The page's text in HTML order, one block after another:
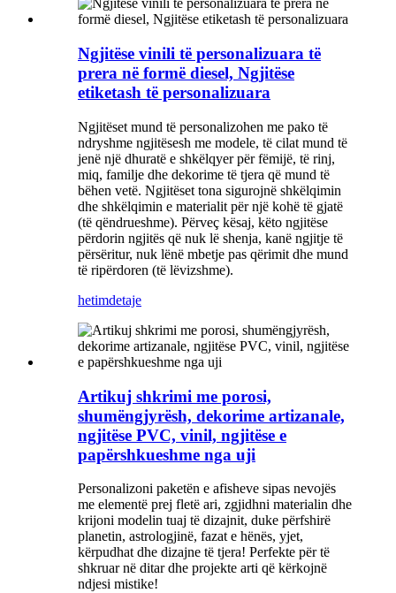
Ngjitëse vinili të personalizuara të
prera në formë diesel, Ngjitëse
etiketash të personalizuara
Ngjitëset mund të personalizohen me pako të
ndryshme ngjitësesh me modele, të cilat mund të
jenë një dhuratë e shkëlqyer për fëmijë, të rinj,
miq, familje dhe dekorime të tjera që mund të
bëhen vetë. Ngjitëset tona sigurojnë shkëlqimin
dhe shkëlqimin e materialit për një kohë të gjatë
(të qëndrueshme). Përveç kësaj, këto ngjitëse
përdorin ngjitës që nuk lë shenja, kanë ngjitje të
përsëritur, nuk lënë mbetje pas qërimit dhe mund
të ripërdoren (të lëvizshme).
hetimdetaje
Artikuj shkrimi me porosi,
shumëngjyrësh, dekorime artizanale,
ngjitëse PVC, vinil, ngjitëse e
papërshkueshme nga uji
Personalizoni paketën e afisheve sipas nevojës
me elementë prej fletë ari, zgjidhni materialin dhe
krijoni modelin tuaj të dizajnit, duke përfshirë
planetin, astrologjinë, fazat e hënës, yjet,
kërpudhat dhe dizajne të tjera! Perfekte për të
shkruar në ditar dhe projekte arti që kërkojnë
ndjesi mistike!